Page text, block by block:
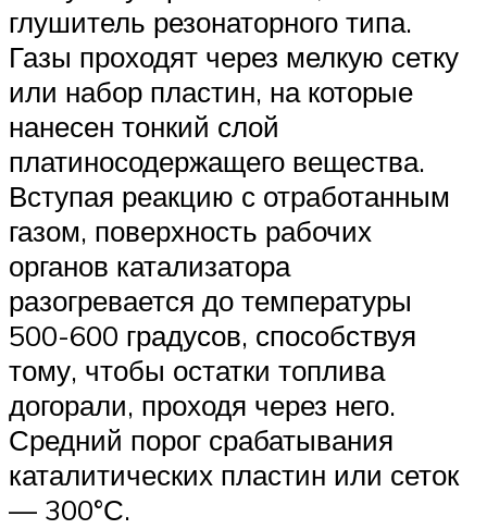
глушитель резонаторного типа.
Газы проходят через мелкую сетку
или набор пластин, на которые
нанесен тонкий слой
платиносодержащего вещества.
Вступая реакцию с отработанным
газом, поверхность рабочих
органов катализатора
разогревается до температуры
500-600 градусов, способствуя
тому, чтобы остатки топлива
догорали, проходя через него.
Средний порог срабатывания
каталитических пластин или сеток
— 300°С.